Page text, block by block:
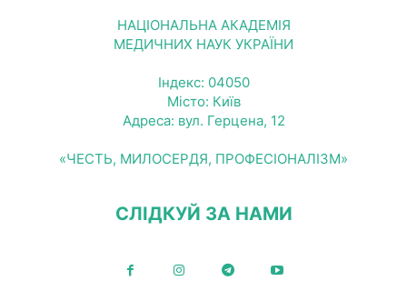
НАЦІОНАЛЬНА АКАДЕМІЯ
МЕДИЧНИХ НАУК УКРАЇНИ
Індекс: 04050
Місто: Київ
Адреса: вул. Герцена, 12
«ЧЕСТЬ, МИЛОСЕРДЯ, ПРОФЕСІОНАЛІЗМ»
СЛІДКУЙ ЗА НАМИ